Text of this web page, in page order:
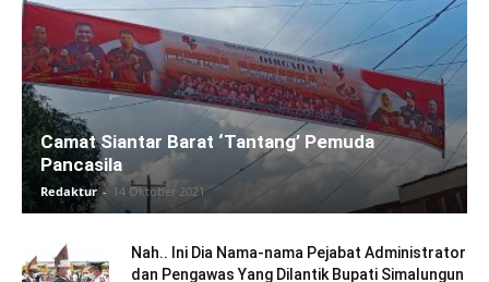
Camat Siantar Barat ‘Tantang’ Pemuda
Pancasila
Redaktur - 14 Oktober 2021
Nah.. Ini Dia Nama-nama Pejabat Administrator
dan Pengawas Yang Dilantik Bupati Simalungun